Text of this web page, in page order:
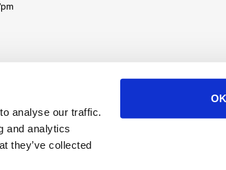
analyse our traffic.
and analytics
they’ve collected
OK
세요.
는 여기를 클릭하세요.